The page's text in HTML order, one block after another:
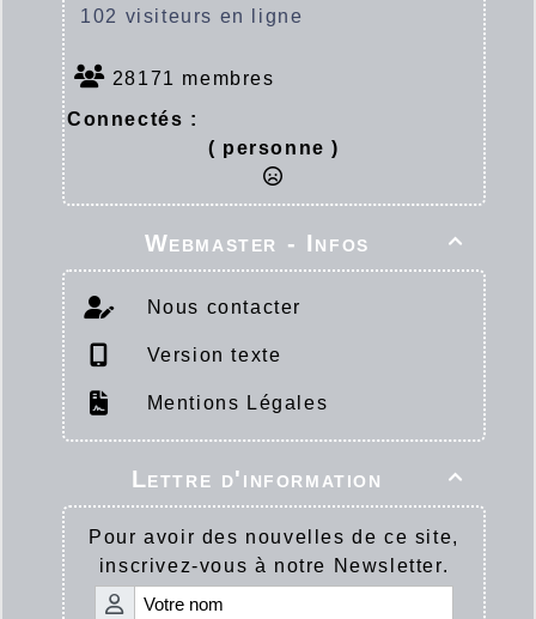
102 visiteurs en ligne
28171 membres
Connectés :
( personne )

Webmaster - Infos
Nous contacter
Version texte
Mentions Légales

Lettre d'information
Pour avoir des nouvelles de ce site,
inscrivez-vous à notre Newsletter.